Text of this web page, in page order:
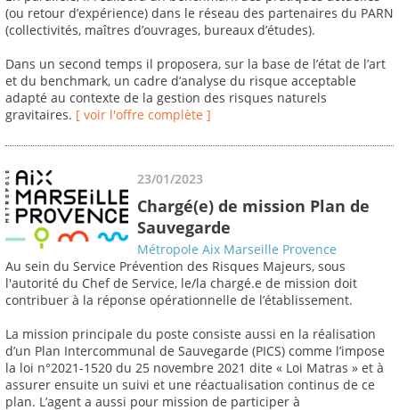
(ou retour d’expérience) dans le réseau des partenaires du PARN
(collectivités, maîtres d’ouvrages, bureaux d’études).
Dans un second temps il proposera, sur la base de l’état de l’art
et du benchmark, un cadre d’analyse du risque acceptable
adapté au contexte de la gestion des risques naturels
gravitaires. [ voir l'offre complète ]
23/01/2023
Chargé(e) de mission Plan de
Sauvegarde
Métropole Aix Marseille Provence
Au sein du Service Prévention des Risques Majeurs, sous
l'autorité du Chef de Service, le/la chargé.e de mission doit
contribuer à la réponse opérationnelle de l’établissement.
La mission principale du poste consiste aussi en la réalisation
d’un Plan Intercommunal de Sauvegarde (PICS) comme l’impose
la loi n°2021-1520 du 25 novembre 2021 dite « Loi Matras » et à
assurer ensuite un suivi et une réactualisation continus de ce
plan. L’agent a aussi pour mission de participer à